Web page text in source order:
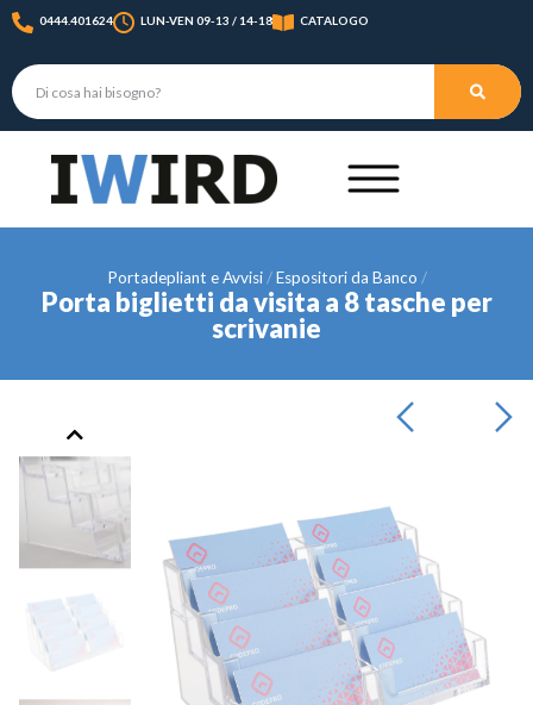
0444.401624 LUN-VEN 09-13 / 14-18 CATALOGO
Portadepliant e Avvisi Espositori da Banco
Porta biglietti da visita a 8 tasche per
scrivanie